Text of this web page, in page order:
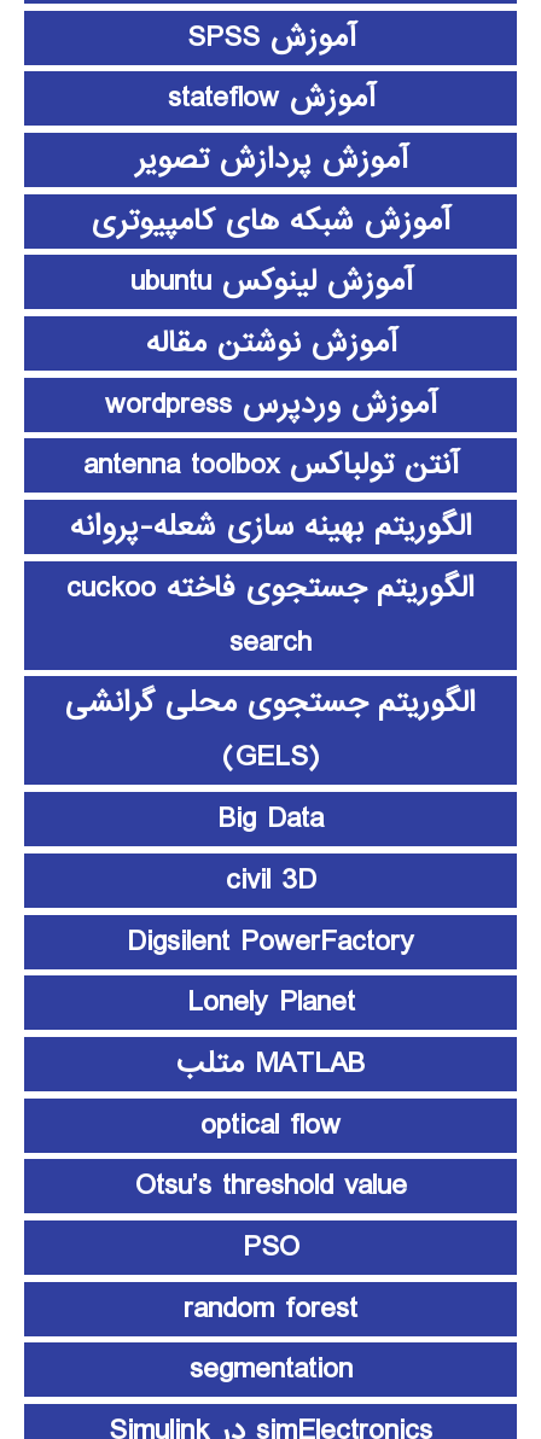
آموزش SPSS
آموزش stateflow
آموزش پردازش تصویر
آموزش شبکه های کامپیوتری
آموزش لینوکس ubuntu
آموزش نوشتن مقاله
آموزش وردپرس wordpress
آنتن تولباکس antenna toolbox
الگوریتم بهینه سازی شعله-پروانه
الگوریتم جستجوی فاخته cuckoo
search
الگوریتم جستجوی محلی گرانشی
(GELS)
Big Data
civil 3D
Digsilent PowerFactory
Lonely Planet
MATLAB متلب
optical flow
Otsu’s threshold value
PSO
random forest
segmentation